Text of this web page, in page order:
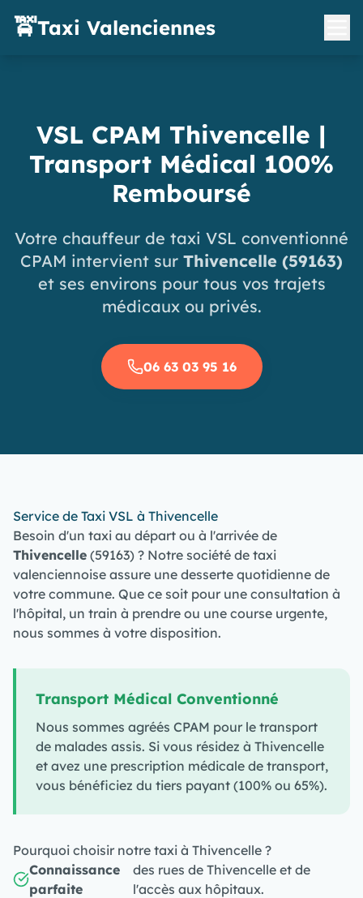
🚖Taxi Valenciennes
VSL CPAM Thivencelle |
Transport Médical 100%
Remboursé
Votre chauffeur de taxi VSL conventionné
CPAM intervient sur Thivencelle (59163)
et ses environs pour tous vos trajets
médicaux ou privés.
06 63 03 95 16
Service de Taxi VSL à Thivencelle
Besoin d'un taxi au départ ou à l'arrivée de
Thivencelle (59163) ? Notre société de taxi
valenciennoise assure une desserte quotidienne de
votre commune. Que ce soit pour une consultation à
l'hôpital, un train à prendre ou une course urgente,
nous sommes à votre disposition.
Transport Médical Conventionné
Nous sommes agréés CPAM pour le transport
de malades assis. Si vous résidez à Thivencelle
et avez une prescription médicale de transport,
vous bénéficiez du tiers payant (100% ou 65%).
Pourquoi choisir notre taxi à Thivencelle ?
Connaissance
parfaite
des rues de Thivencelle et de
l'accès aux hôpitaux.